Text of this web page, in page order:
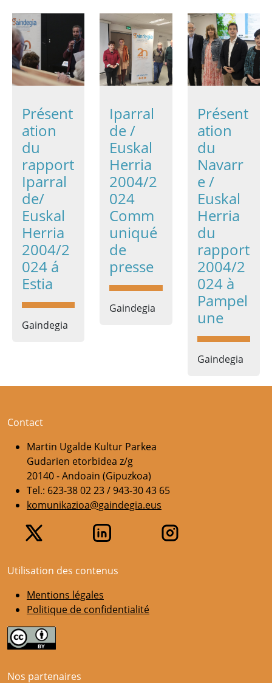
Présent
ation
du
rapport
Iparral
de/
Euskal
Herria
2004/2
024 á
Estia
Gaindegia
Iparral
de /
Euskal
Herria
2004/2
024
Comm
uniqué
de
presse
Gaindegia
Présent
ation
du
Navarr
e /
Euskal
Herria
du
rapport
2004/2
024 à
Pampel
une
Gaindegia
Contact
Martin Ugalde Kultur Parkea
Gudarien etorbidea z/g
20140 - Andoain (Gipuzkoa)
Tel.: 623-38 02 23 / 943-30 43 65
komunikazioa@gaindegia.eus
Utilisation des contenus
Mentions légales
Politique de confidentialité
Nos partenaires